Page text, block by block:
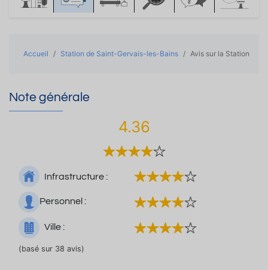
Accueil Station de Saint-Gervais-les-Bains Avis sur la Station
Note générale
4.36
Infrastructure :
Personnel :
Ville :
(basé sur 38 avis)